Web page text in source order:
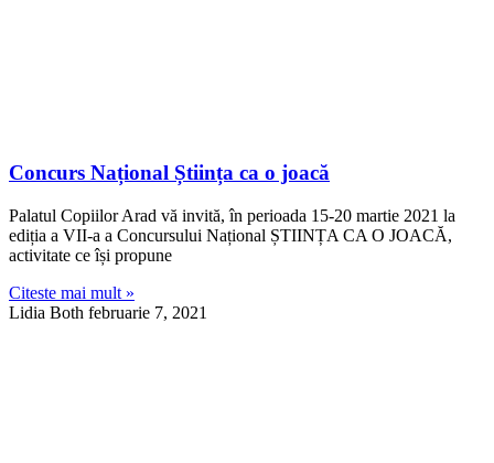
Concurs Național Știința ca o joacă
Palatul Copiilor Arad vă invită, în perioada 15-20 martie 2021 la
ediția a VII-a a Concursului Național ȘTIINȚA CA O JOACĂ,
activitate ce își propune
Citeste mai mult »
Lidia Both februarie 7, 2021